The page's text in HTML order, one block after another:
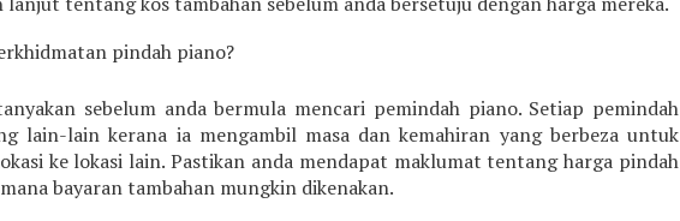
pindah piano?
sebelum anda bermula mencari pemindah piano. Setiap pemindah
lain-lain kerana ia mengambil masa dan kemahiran yang berbeza untuk
ke lokasi lain. Pastikan anda mendapat maklumat tentang harga pindah
bayaran tambahan mungkin dikenakan.